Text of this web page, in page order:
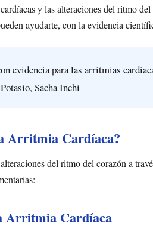
y las alteraciones del ritmo
ayudarte, con la evidencia
evidencia para las arritmias
Sacha Inchi
Arritmia Cardíaca?
del ritmo del corazón a
Arritmia Cardíaca